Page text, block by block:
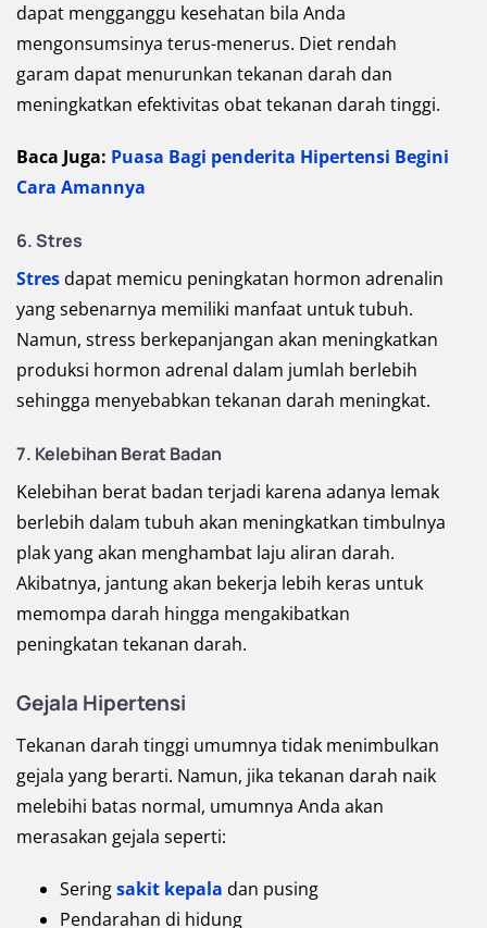
dapat mengganggu kesehatan bila Anda
mengonsumsinya terus-menerus. Diet rendah
garam dapat menurunkan tekanan darah dan
meningkatkan efektivitas obat tekanan darah tinggi.
Baca Juga: Puasa Bagi penderita Hipertensi Begini
Cara Amannya
6. Stres
Stres dapat memicu peningkatan hormon adrenalin
yang sebenarnya memiliki manfaat untuk tubuh.
Namun, stress berkepanjangan akan meningkatkan
produksi hormon adrenal dalam jumlah berlebih
sehingga menyebabkan tekanan darah meningkat.
7. Kelebihan Berat Badan
Kelebihan berat badan terjadi karena adanya lemak
berlebih dalam tubuh akan meningkatkan timbulnya
plak yang akan menghambat laju aliran darah.
Akibatnya, jantung akan bekerja lebih keras untuk
memompa darah hingga mengakibatkan
peningkatan tekanan darah.
Gejala Hipertensi
Tekanan darah tinggi umumnya tidak menimbulkan
gejala yang berarti. Namun, jika tekanan darah naik
melebihi batas normal, umumnya Anda akan
merasakan gejala seperti:
Seringsakit kepala dan pusing
Pendarahan di hidung